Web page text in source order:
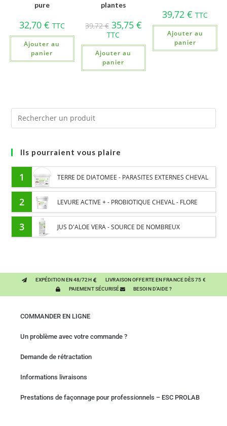
pure
32,70 € TTC
Ajouter au
panier
plantes
39,72€ 35,75 €
TTC
Ajouter au
panier
39,72€ TTC
Ajouter au
panier
Ils pourraient vous plaire
1 TERRE DE DIATOMEE - PARASITES EXTERNES CHEVAL
2 LEVURE ACTIVE + - PROBIOTIQUE CHEVAL - FLORE
INTESTINALE ET DIGESTION
3 JUS D'ALOE VERA - SOURCE DE NOMBREUX
EXPÉDITION EN 48/72H
LIVRAISON OFFERTE EN FRANCE DÈS 75 €
PAIEMENT SÉCURISÉ
BESOIN D'AIDE ?
COMMANDER EN LIGNE
Un problème avec votre commande ?
Demande de rétractation
Informations livraisons
Prestations de façonnage pour professionnels – ESC PROLAB